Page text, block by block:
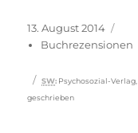
Veröffentlicht
am
13. August 2014
Buchrezensionen
Schlagwörter
SW: Psychosozial-Verlag
geschrieben